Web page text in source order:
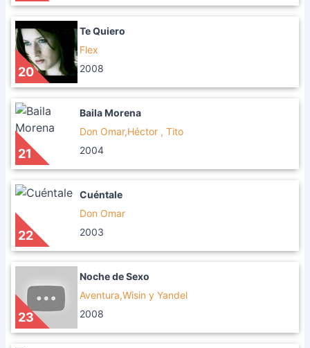
20
Te Quiero
Flex
2008
21
Baila Morena
Don Omar,Héctor , Tito
2004
22
Cuéntale
Don Omar
2003
23
Noche de Sexo
Aventura,Wisin y Yandel
2008